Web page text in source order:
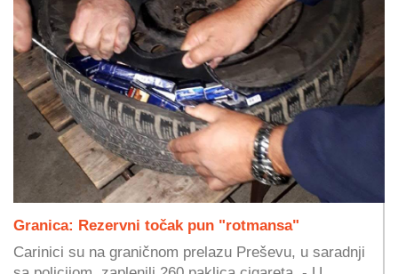
Granica: Rezervni točak pun "rotmansa"
Carinici su na graničnom prelazu Preševu, u saradnji